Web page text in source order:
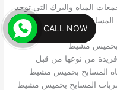
المياه والبرك التى توجد
بخميس مشيط
من نوعها من قبل
المسابح بخميس مشيط
المسابح بخميس مشيط
CALL NOW